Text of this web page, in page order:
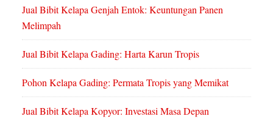
Jual Bibit Kelapa Genjah Entok: Keuntungan Panen
Melimpah
Jual Bibit Kelapa Gading: Harta Karun Tropis
Pohon Kelapa Gading: Permata Tropis yang Memikat
Jual Bibit Kelapa Kopyor: Investasi Masa Depan